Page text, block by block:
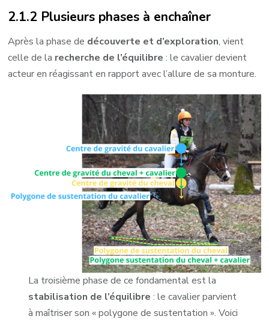
2.1.2 Plusieurs phases à enchaîner
Après la phase de découverte et d’exploration, vient
celle de la recherche de l’équilibre: le cavalier devient
acteur en réagissant en rapport avec l’allure de sa monture.
La troisième phase de ce fondamental est la
stabilisation de l’équilibre : le cavalier parvient
à maîtriser son « polygone de sustentation ». Voici